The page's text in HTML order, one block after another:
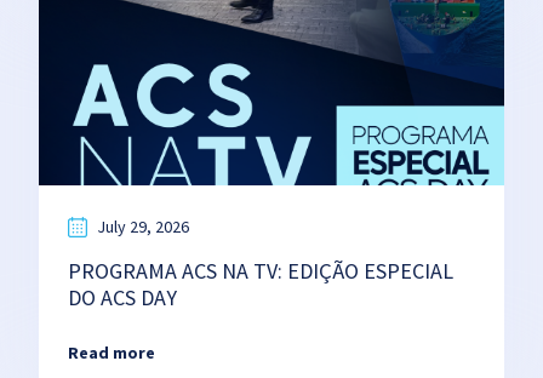
July 29, 2026
PROGRAMA ACS NA TV: EDIÇÃO ESPECIAL
DO ACS DAY
Read more